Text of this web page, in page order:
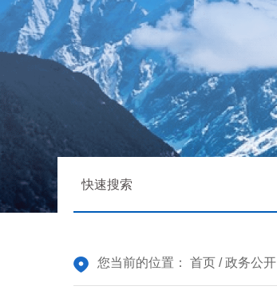
您当前的位置： 首页 /政务公开